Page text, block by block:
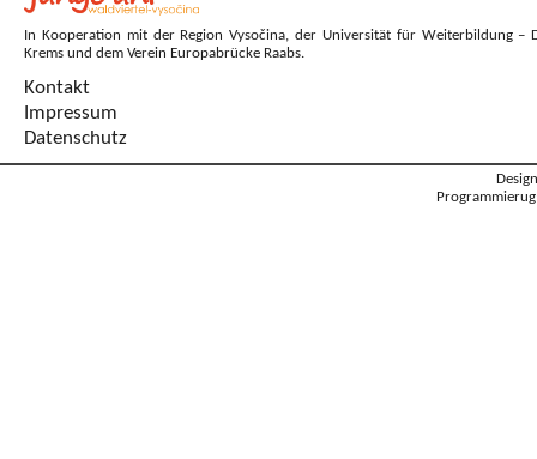
In Kooperation mit der Region Vysočina, der Universität für Weiterbildung –
Krems und dem Verein Europabrücke Raabs.
Kontakt
Impressum
Datenschutz